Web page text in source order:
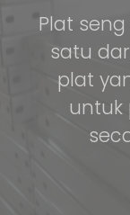
Plat
satu
plat
untuk